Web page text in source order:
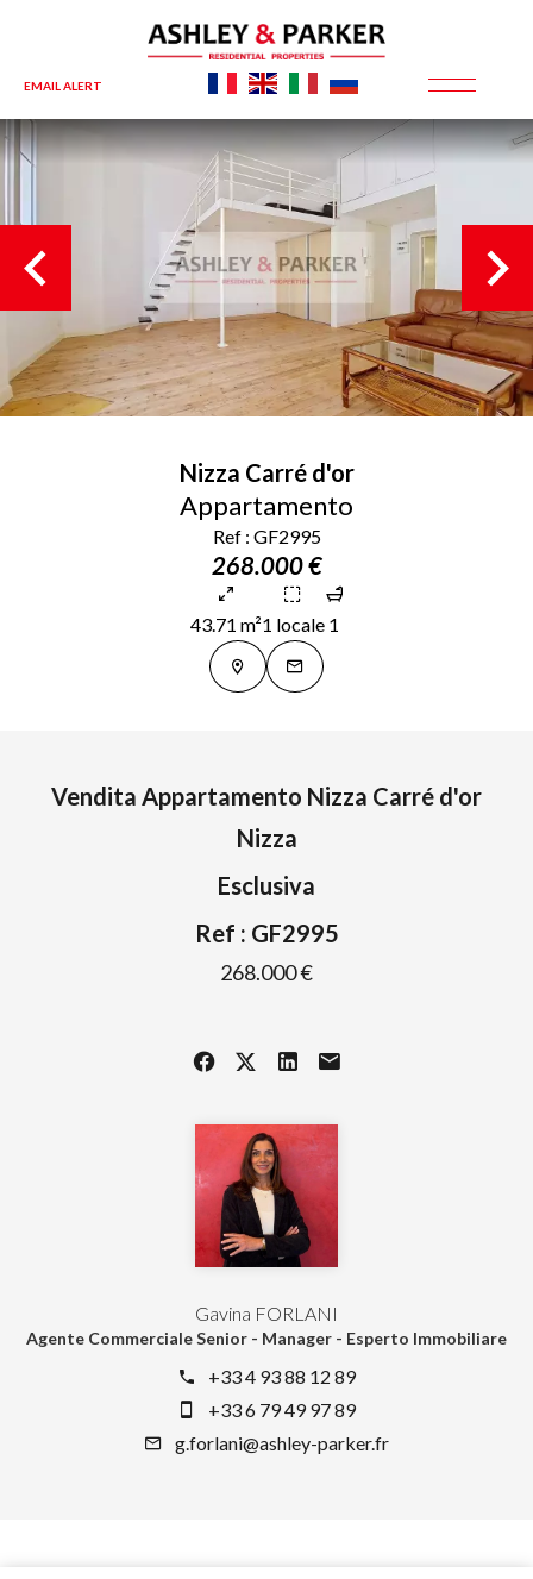
EMAIL ALERT
Nizza Carré d'or
Appartamento
Ref : GF2995
268.000 €
43.71 m²1 locale 1
Gavina FORLANI
Agente Commerciale Senior - Manager - Esperto Immobiliare
+33 4 93 88 12 89
+33 6 79 49 97 89
g.forlani@ashley-parker.fr
Vendita Appartamento Nizza Carré d'or
Nizza
Esclusiva
Ref : GF2995
268.000 €